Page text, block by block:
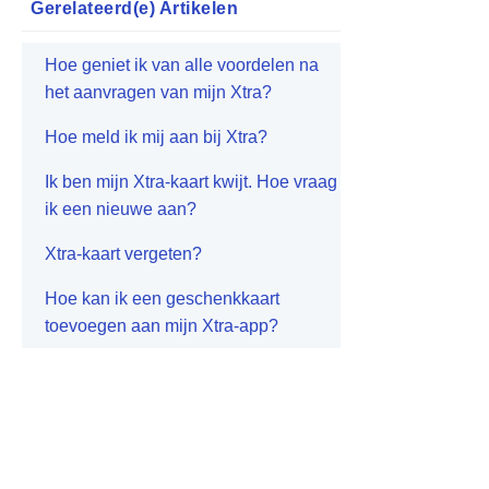
Gerelateerd(e) Artikelen
Hoe geniet ik van alle voordelen na
het aanvragen van mijn Xtra?
Hoe meld ik mij aan bij Xtra?
Ik ben mijn Xtra-kaart kwijt. Hoe vraag
ik een nieuwe aan?
Xtra-kaart vergeten?
Hoe kan ik een geschenkkaart
toevoegen aan mijn Xtra-app?